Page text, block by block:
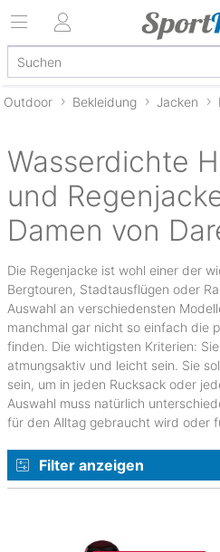
Outdoor Bekleidung Jacken
Wasserdichte
und
Damen von
Die Regenjacke ist wohl einer der
Bergtouren, Stadtausflügen oder
Auswahl an verschiedensten
manchmal gar nicht so einfach die
finden. Die wichtigsten Kriterien:
atmungsaktiv und leicht sein. Sie
sein, um in jeden Rucksack oder
Auswahl muss natürlich
für den Alltag gebraucht wird oder
Filter anzeigen